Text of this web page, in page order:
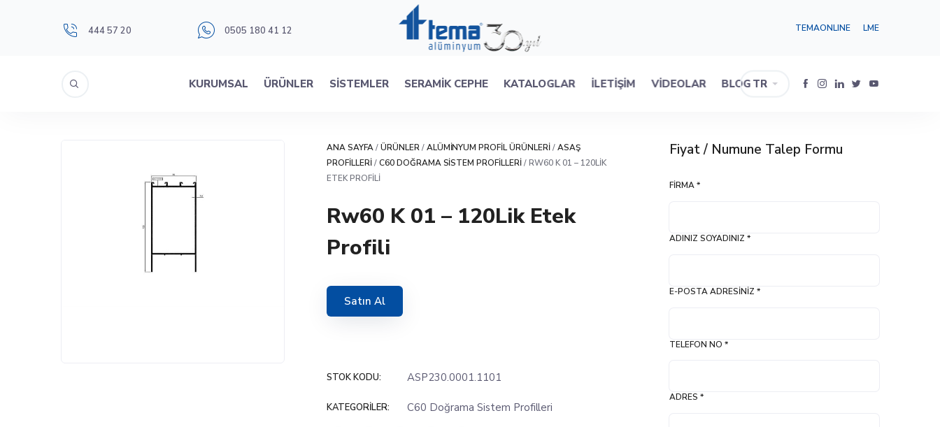
444 57 20 0505 180 41 12 TEMAONLINE LME
KURUMSAL ÜRÜNLER SISTEMLER SERAMIK CEPHE KATALOGLAR İLETIŞIM VIDEOLAR BLOG TR
ANA SAYFA/ÜRÜNLER/ALÜMINYUM PROFIL ÜRÜNLERI/ASAŞ
PROFILLERI/C60 DOĞRAMA SISTEM PROFILLERI/ RW60 K 01 – 120LIK
ETEK PROFILI
Rw60 K 01 – 120Lik Etek
Profili
Satın Al
STOK KODU: ASP230.0001.1101
KATEGORILER: C60 Doğrama Sistem Profilleri
Fiyat / Numune Talep Formu
FIRMA *
ADINIZ SOYADINIZ *
E-POSTA ADRESINIZ *
TELEFON NO *
ADRES *